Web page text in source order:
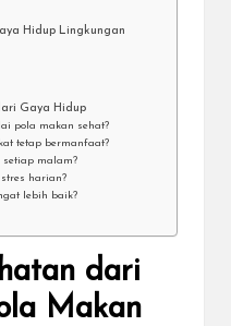
Hidup Lingkungan
Gaya Hidup
pola makan sehat?
tetap bermanfaat?
malam?
harian?
lebih baik?
dari
Makan